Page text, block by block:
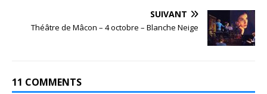
SUIVANT
Théâtre de Mâcon – 4 octobre – Blanche Neige
11 COMMENTS